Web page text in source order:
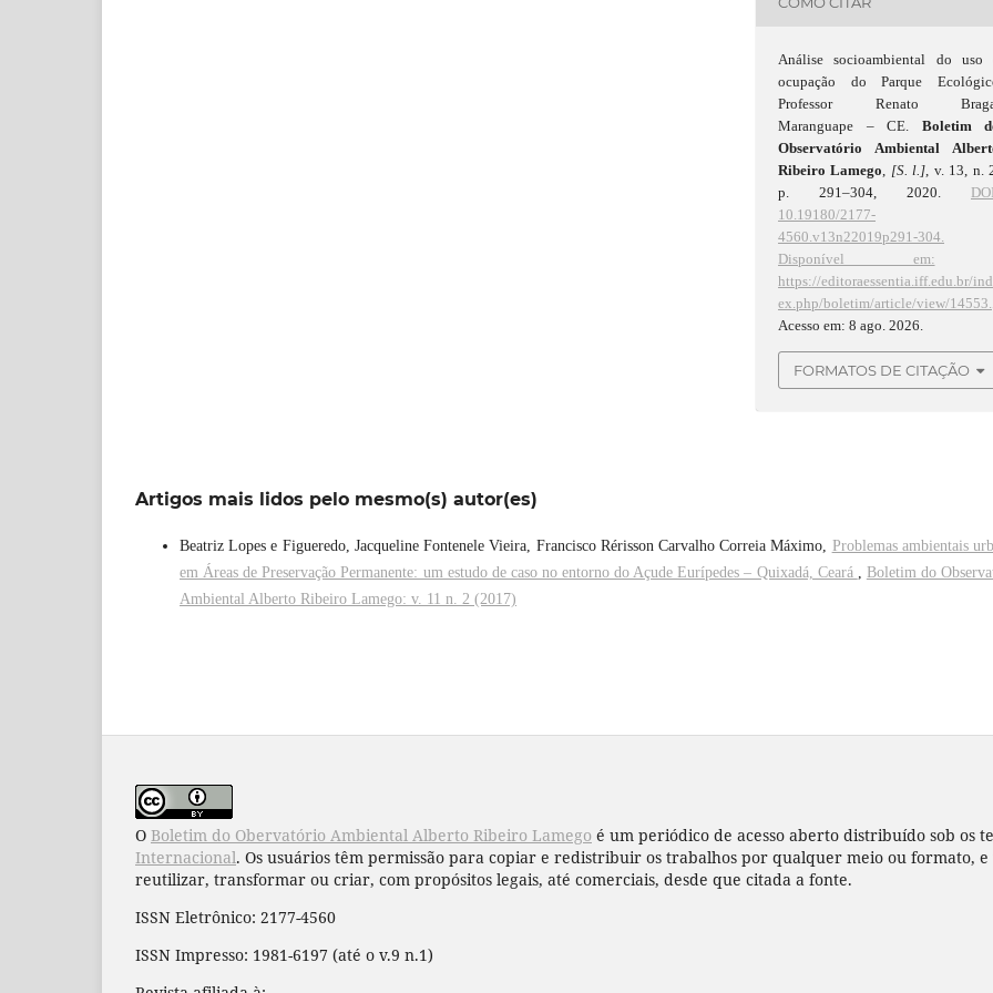
Análise socioambiental do uso
ocupação do Parque
Professor Renato
Maranguape – CE. Boletim
Observatório Ambiental
Ribeiro Lamego
[S. l.] , v. 13, n.
p. 291–304, 2020.
10.19180/2177-
4560.v13n22019p291-304.
Disponível em:
https://editoraessentia.iff.edu.br/ind
ex.php/boletim/article/view/14553.
Acesso em: 8 ago. 2026.
FORMATOS DE CITAÇÃO
Artigos mais lidos pelo mesmo(s) autor(es)
Beatriz Lopes e Figueredo, Jacqueline Fontenele Vieira, Francisco Rérisson Carvalho Correia Máximo, Problemas ambientais
em Áreas de Preservação Permanente: um estudo de caso no entorno do Açude Eurípedes – Quixadá, Ceará , Boletim do
Ambiental Alberto Ribeiro Lamego: v. 11 n. 2 (2017)
O Boletim do Obervatório Ambiental Alberto Ribeiro Lamego é um periódico de acesso aberto distribuído sob os
Internacional. Os usuários têm permissão para copiar e redistribuir os trabalhos por qualquer meio ou formato,
reutilizar, transformar ou criar, com propósitos legais, até comerciais, desde que citada a fonte.
ISSN Eletrônico: 2177-4560
ISSN Impresso: 1981-6197 (até o v.9 n.1)